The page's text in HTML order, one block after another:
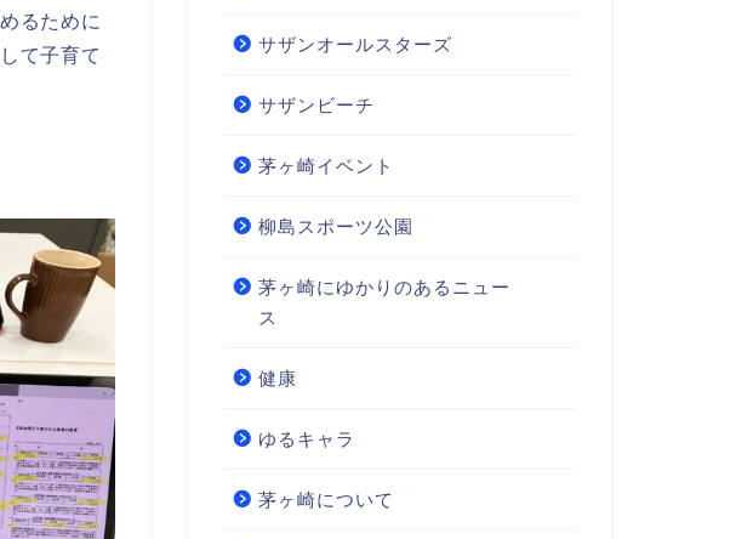
るために
て子育て
サザンオールスターズ
サザンビーチ
茅ヶ崎イベント
柳島スポーツ公園
茅ヶ崎にゆかりのあるニュー
ス
健康
ゆるキャラ
茅ヶ崎について